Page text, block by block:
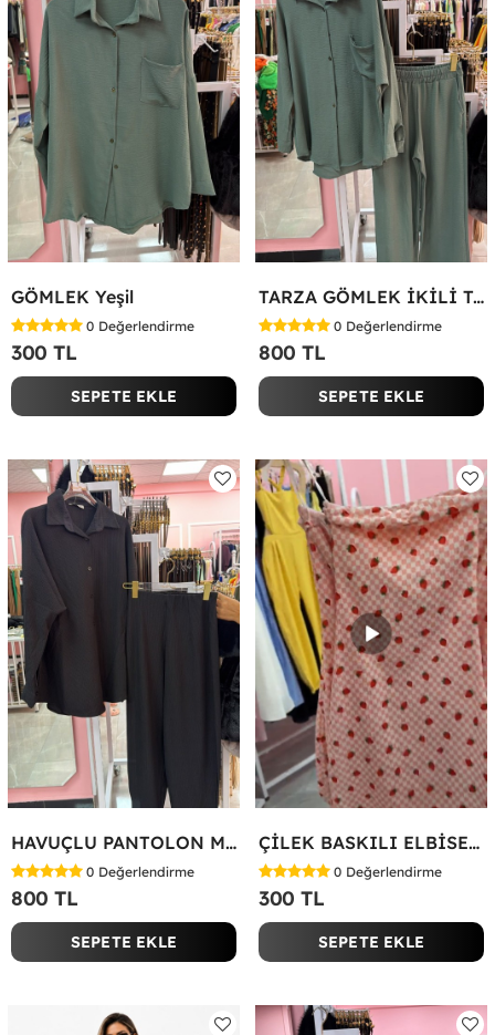
GÖMLEK Yeşil
0 Değerlendirme
300 TL
SEPETE EKLE
TARZA GÖMLEK İKİLİ TAKIM KOT KUMAŞ Yeşil
0 Değerlendirme
800 TL
SEPETE EKLE
HAVUÇLU PANTOLON MİYASE TAKIM Siyah
0 Değerlendirme
800 TL
SEPETE EKLE
ÇİLEK BASKILI ELBİSE Bej
0 Değerlendirme
300 TL
SEPETE EKLE